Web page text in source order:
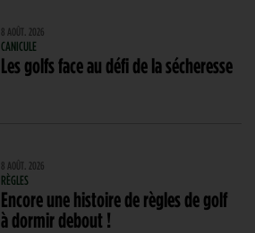
8 AOÛT. 2026
CANICULE
Les golfs face au défi de la sécheresse
8 AOÛT. 2026
RÈGLES
Encore une histoire de règles de golf
à dormir debout !